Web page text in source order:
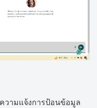
วามแจ้งการป้อนข้อมูล